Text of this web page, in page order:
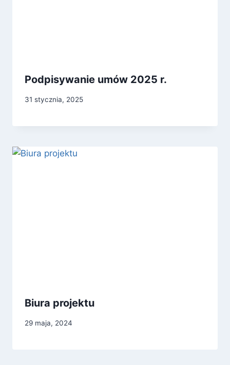
Podpisywanie umów 2025 r.
31 stycznia, 2025
Biura projektu
29 maja, 2024